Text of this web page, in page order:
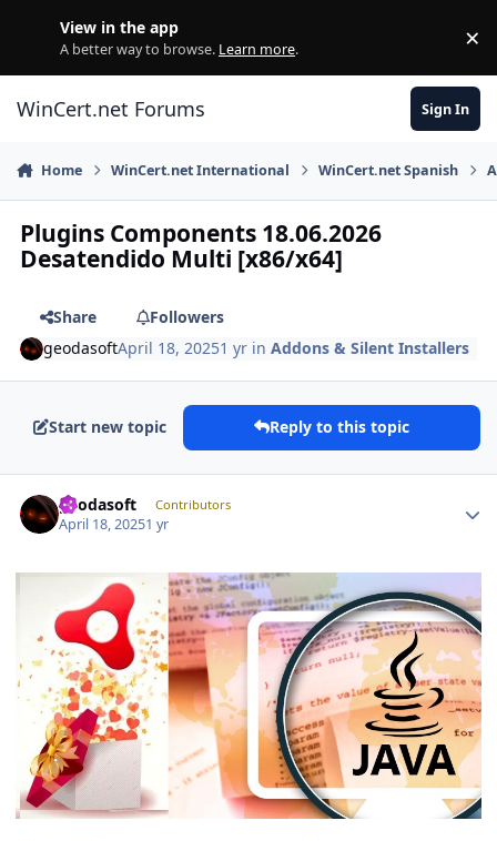
View in the app
A better way to browse. Learn more. ×
WinCert.net Forums Sign In
Home WinCert.net International WinCert.net Spanish
Plugins Components 18.06.2026
Desatendido Multi [x86/x64]
Share
Followers
geodasoftApril 18, 20251 yr inAddons & Silent Installers
Start new topic Reply to this topic
geodasoft Contributors
April 18, 20251 yr